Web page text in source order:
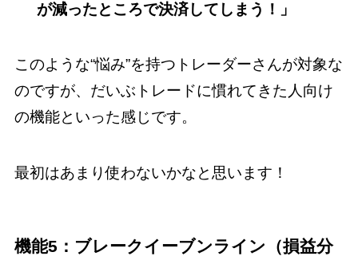
が減ったところで決済してしまう！」
このような“悩み”を持つトレーダーさんが対象な
のですが、だいぶトレードに慣れてきた人向け
の機能といった感じです。
最初はあまり使わないかなと思います！
機能5：ブレークイーブンライン（損益分